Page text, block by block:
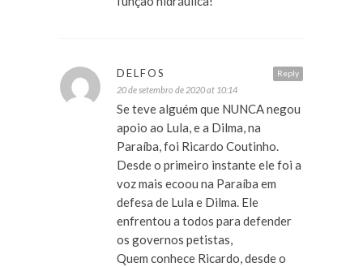
Reply
DELFOS
20 de setembro de 2020 at 10:14
Se teve alguém que NUNCA negou
apoio ao Lula, e a Dilma, na
Paraíba, foi Ricardo Coutinho.
Desde o primeiro instante ele foi a
voz mais ecoou na Paraíba em
defesa de Lula e Dilma. Ele
enfrentou a todos para defender
os governos petistas,
Quem conhece Ricardo, desde o